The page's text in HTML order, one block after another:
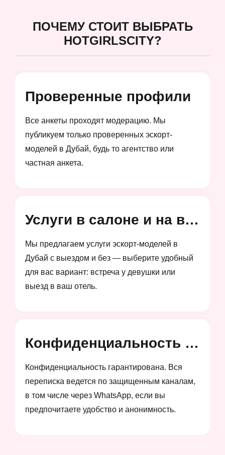
ПОЧЕМУ СТОИТ ВЫБРАТЬ
HOTGIRLSCITY?
Проверенные профили
Все анкеты проходят модерацию. Мы
публикуем только проверенных эскорт-
моделей в Дубай, будь то агентство или
частная анкета.
Услуги в салоне и на выезд
Мы предлагаем услуги эскорт-моделей в
Дубай с выездом и без — выберите удобный
для вас вариант: встреча у девушки или
выезд в ваш отель.
Конфиденциальность и анонимность
Конфиденциальность гарантирована. Вся
переписка ведется по защищенным каналам,
в том числе через WhatsApp, если вы
предпочитаете удобство и анонимность.